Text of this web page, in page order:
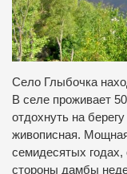
Село Глыбочка
В селе проживает
отдохнуть на
живописная.
семидесятых
стороны дамбы